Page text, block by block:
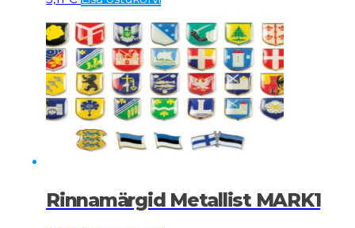
Rinnamärgid Metallist MARK1